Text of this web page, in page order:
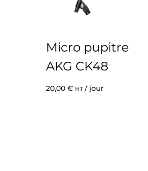
Micro pupitre
AKG CK48
20,00 € HT/ jour